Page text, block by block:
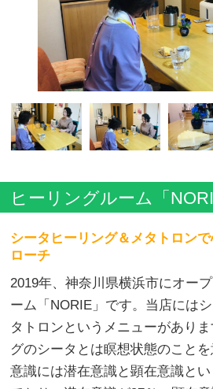
ヒーリングルーム「
シータヒーリング＆メタトロン
ローチ
2019年、神奈川県横浜市にオー
ーム「NORIE」です。当店には
タトロンというメニューがあり
グのシータとは瞑想状態のこと
意識には潜在意識と顕在意識と